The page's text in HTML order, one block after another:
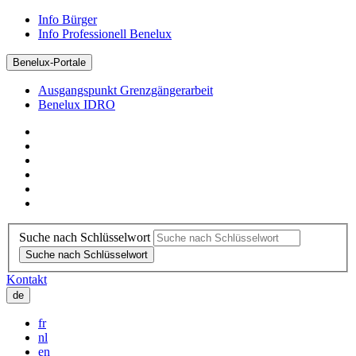
Info Bürger
Info Professionell Benelux
Benelux-Portale
Ausgangspunkt Grenzgängerarbeit
Benelux IDRO
Suche nach Schlüsselwort
Suche nach Schlüsselwort
Kontakt
de
fr
nl
en